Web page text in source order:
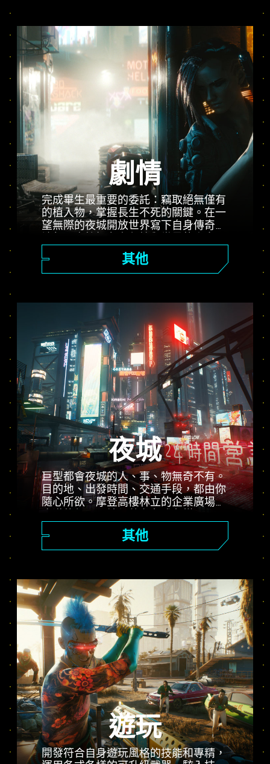
劇情
完成畢生最重要的委託：竊取絕無僅有
的植入物，掌握長生不死的關鍵。在一
望無際的夜城開放世界寫下自身傳奇，
接下五花八門的工作，從前途可期的傭
兵進階為傳奇電馭叛客，同時揭開引起
多方爭奪的無價植入物背後的謎團。
其他
夜城
巨型都會夜城的人、事、物無奇不有。
目的地、出發時間、交通手段，都由你
隨心所欲。摩登高樓林立的企業廣場、
其他
遊玩
開發符合自身遊玩風格的技能和專精，